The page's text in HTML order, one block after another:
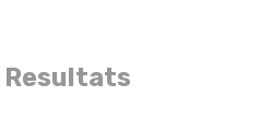
Resultats